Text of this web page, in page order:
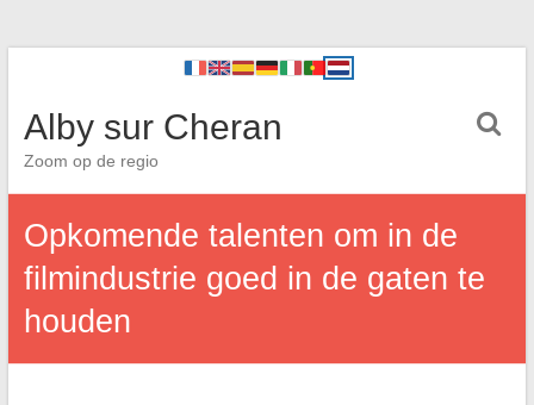
Alby sur Cheran
Zoom op de regio
Opkomende talenten om in de
filmindustrie goed in de gaten te
houden